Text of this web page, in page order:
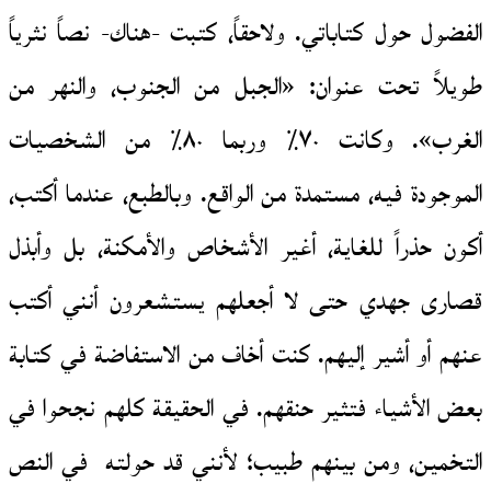
الفضول حول كتاباتي. ولاحقاً، كتبت -هناك- نصاً نثرياً
طويلاً تحت عنوان: «الجبل من الجنوب، والنهر من
الغرب». وكانت ٧٠٪ وربما ٨٠٪ من الشخصيات
الموجودة فيه، مستمدة من الواقع. وبالطبع، عندما أكتب،
أكون حذراً للغاية، أغير الأشخاص والأمكنة، بل وأبذل
قصارى جهدي حتى لا أجعلهم يستشعرون أنني أكتب
عنهم أو أشير إليهم. كنت أخاف من الاستفاضة في كتابة
بعض الأشياء فتثير حنقهم. في الحقيقة كلهم نجحوا في
التخمين، ومن بينهم طبيب؛ لأنني قد حولته في النص